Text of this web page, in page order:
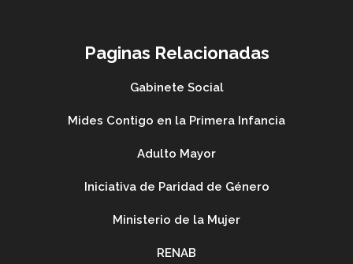
Paginas Relacionadas
Gabinete Social
Mides Contigo en la Primera Infancia
Adulto Mayor
Iniciativa de Paridad de Género
Ministerio de la Mujer
RENAB